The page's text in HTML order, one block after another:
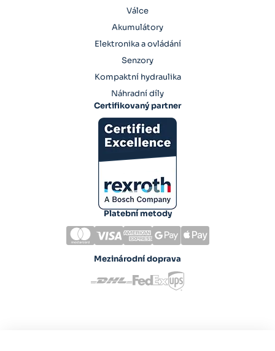
Válce
Akumulátory
Elektronika a ovládání
Senzory
Kompaktní hydraulika
Náhradní díly
Certifikovaný partner
Platební metody
Mezinárodní doprava